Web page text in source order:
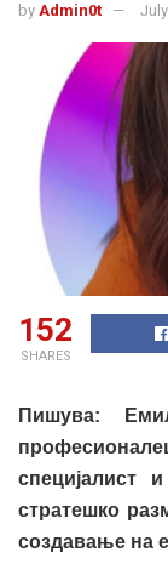
by Admin0t
152
SHARES
Пишува:
специјалист
стратешко
создавање на